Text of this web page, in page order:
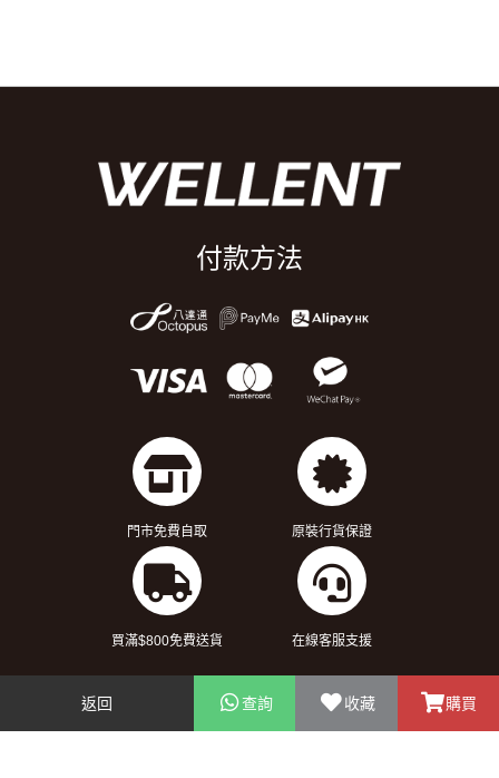
返回 查詢 收藏 購買
付款方法
門市免費自取 原裝行貨保證
買滿$800免費送貨 在線客服支援
關於我們